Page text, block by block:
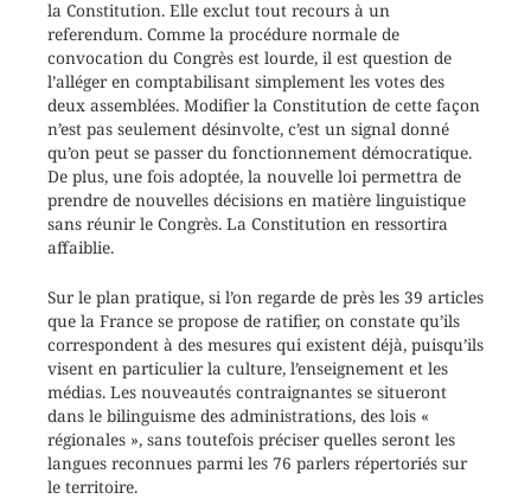
la Constitution. Elle exclut tout recours à un
referendum. Comme la procédure normale de
convocation du Congrès est lourde, il est question de
l’alléger en comptabilisant simplement les votes des
deux assemblées. Modifier la Constitution de cette façon
n’est pas seulement désinvolte, c’est un signal donné
qu’on peut se passer du fonctionnement démocratique.
De plus, une fois adoptée, la nouvelle loi permettra de
prendre de nouvelles décisions en matière linguistique
sans réunir le Congrès. La Constitution en ressortira
affaiblie.
Sur le plan pratique, si l’on regarde de près les 39 articles
que la France se propose de ratifier, on constate qu’ils
correspondent à des mesures qui existent déjà, puisqu’ils
visent en particulier la culture, l’enseignement et les
médias. Les nouveautés contraignantes se situeront
dans le bilinguisme des administrations, des lois «
régionales », sans toutefois préciser quelles seront les
langues reconnues parmi les 76 parlers répertoriés sur
le territoire.